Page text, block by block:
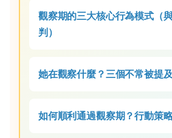
觀察期的三大核心行為模式（
判）
她在觀察什麼？三個不常被提
如何順利通過觀察期？行動策